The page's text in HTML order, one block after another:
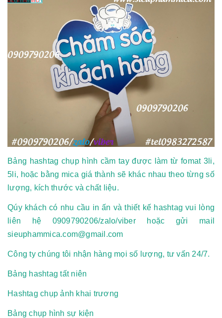
Bảng hashtag chụp hình cầm tay được làm từ fomat 3li,
5li, hoặc bằng mica giá thành sẽ khác nhau theo từng số
lượng, kích thước và chất liệu.
Qúy khách có nhu cầu in ấn và thiết kế hashtag vui lòng
liên hệ 0909790206/zalo/viber hoặc gửi mail
sieuphammica.com@gmail.com
Công ty chúng tôi nhận hàng mọi số lượng, tư vấn 24/7.
Bảng hashtag tất niên
Hashtag chụp ảnh khai trương
Bảng chụp hình sự kiện